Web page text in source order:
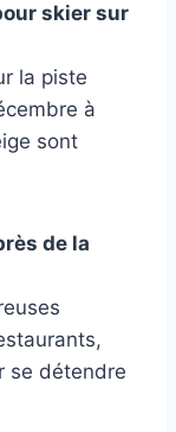
skier sur
la piste
à
sont
de la
se détendre